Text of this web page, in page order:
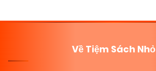
Về Tiệm Sách Nhỏ